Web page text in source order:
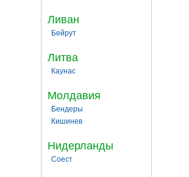
Ливан
Бейрут
Литва
Каунас
Молдавия
Бендеры
Кишинев
Нидерланды
Соест